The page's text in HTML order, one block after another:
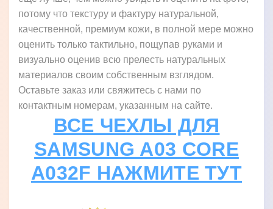
потому что текстуру и фактуру натуральной,
качественной, премиум кожи, в полной мере можно
оценить только тактильно, пощупав руками и
визуально оценив всю прелесть натуральных
материалов своим собственным взглядом.
Оставьте заказ или свяжитесь с нами по
контактным номерам, указанным на сайте.
ВСЕ ЧЕХЛЫ ДЛЯ
SAMSUNG A03 CORE
A032F НАЖМИТЕ ТУТ